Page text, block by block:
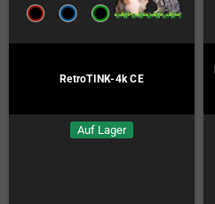
RetroTINK-4k CE
Auf Lager